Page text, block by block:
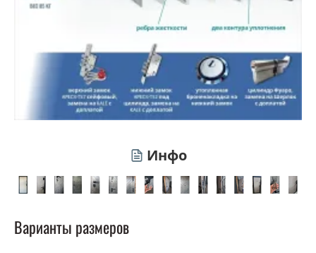
Инфо
Варианты размеров